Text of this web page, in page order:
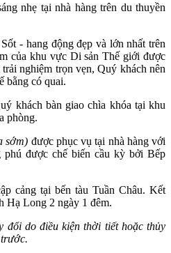
nhẹ tại nhà hàng trên du thuyền
- hang động đẹp và lớn nhất trên
của khu vực Di sản Thế giới được
nghiệm trọn vẹn, Quý khách nên
bằng có quai.
khách bàn giao chìa khóa tại khu
phòng.
sớm) được phục vụ tại nhà hàng với
phú được chế biến cầu kỳ bởi Bếp
cảng tại bến tàu Tuần Châu. Kết
Hạ Long 2 ngày 1 đêm.
đổi do điều kiện thời tiết hoặc thủy